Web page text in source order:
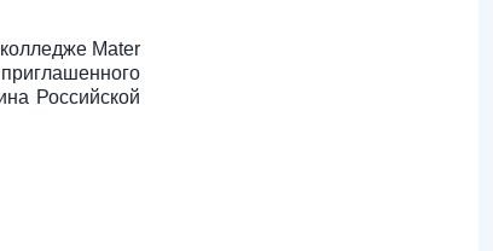
Mater
Российской